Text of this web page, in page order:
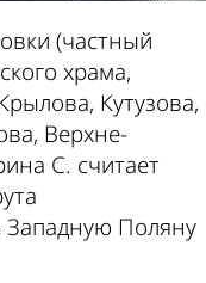
(частный
храма,
Кутузова,
Верхне-
С. считает
Западную Поляну